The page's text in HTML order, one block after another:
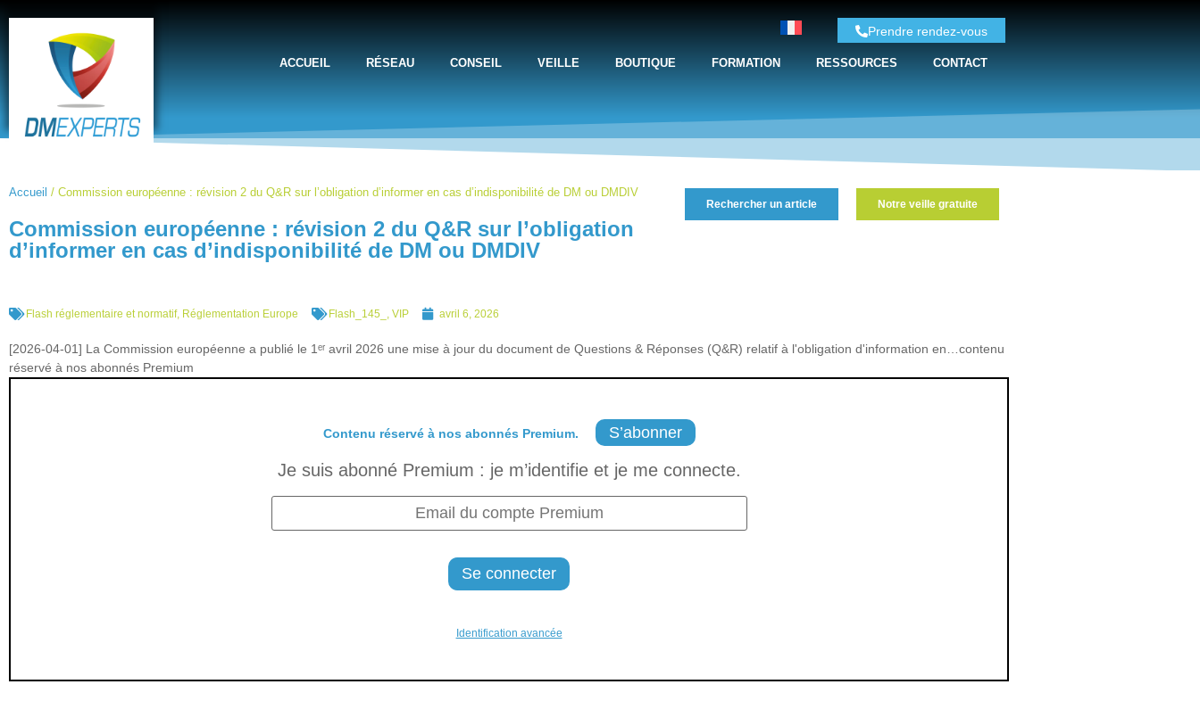
Prendre rendez-vous
ACCUEIL RÉSEAU CONSEIL VEILLE BOUTIQUE FORMATION RESSOURCES CONTACT
Accueil / Commission européenne : révision 2 du Q&R sur l’obligation d’informer en cas d’indisponibilité de DM ou DMDIV
Commission européenne : révision 2 du Q&R sur l’obligation
d’informer en cas d’indisponibilité de DM ou DMDIV
Rechercher un article Notre veille gratuite
Flash réglementaire et normatif, Réglementation Europe Flash_145_ , VIP avril 6, 2026
[2026-04-01] La Commission européenne a publié le 1ᵉʳ avril 2026 une mise à jour du document de Questions & Réponses (Q&R) relatif à l'obligation d'information en…contenu
réservé à nos abonnés Premium
Contenu réservé à nos abonnés Premium. S’abonner
Je suis abonné Premium : je m’identifie et je me connecte.
Identification avancée